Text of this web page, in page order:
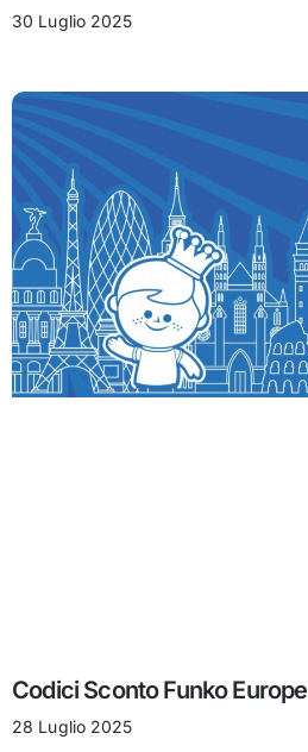
30 Luglio 2025
Codici Sconto Funko Europe
28 Luglio 2025